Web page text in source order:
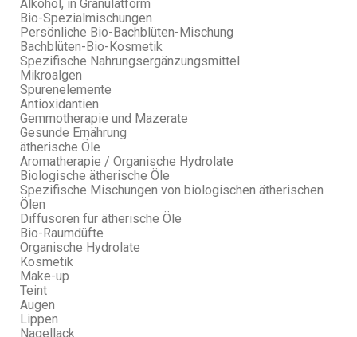
Alkohol, in Granulatform
Bio-Spezialmischungen
Persönliche Bio-Bachblüten-Mischung
Bachblüten-Bio-Kosmetik
Spezifische Nahrungsergänzungsmittel
Mikroalgen
Spurenelemente
Antioxidantien
Gemmotherapie und Mazerate
Gesunde Ernährung
ätherische Öle
Aromatherapie / Organische Hydrolate
Biologische ätherische Öle
Spezifische Mischungen von biologischen ätherischen
Ölen
Diffusoren für ätherische Öle
Bio-Raumdüfte
Organische Hydrolate
Kosmetik
Make-up
Teint
Augen
Lippen
Nagellack